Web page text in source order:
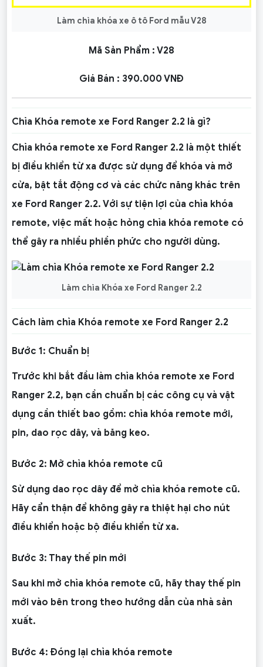
Làm chìa khóa xe ô tô Ford mẫu V28
Mã Sản Phẩm : V28
Giá Bán : 390.000 VNĐ
Chìa Khóa remote xe Ford Ranger 2.2 là gì?
Chìa khóa remote xe Ford Ranger 2.2 là một thiết
bị điều khiển từ xa được sử dụng để khóa và mở
cửa, bật tắt động cơ và các chức năng khác trên
xe Ford Ranger 2.2. Với sự tiện lợi của chìa khóa
remote, việc mất hoặc hỏng chìa khóa remote có
thể gây ra nhiều phiền phức cho người dùng.
Làm chìa Khóa xe Ford Ranger 2.2
Cách làm chìa Khóa remote xe Ford Ranger 2.2
Bước 1: Chuẩn bị
Trước khi bắt đầu làm chìa khóa remote xe Ford
Ranger 2.2, bạn cần chuẩn bị các công cụ và vật
dụng cần thiết bao gồm: chìa khóa remote mới,
pin, dao rọc dây, và băng keo.
Bước 2: Mở chìa khóa remote cũ
Sử dụng dao rọc dây để mở chìa khóa remote cũ.
Hãy cẩn thận để không gây ra thiệt hại cho nút
điều khiển hoặc bộ điều khiển từ xa.
Bước 3: Thay thế pin mới
Sau khi mở chìa khóa remote cũ, hãy thay thế pin
mới vào bên trong theo hướng dẫn của nhà sản
xuất.
Bước 4: Đóng lại chìa khóa remote